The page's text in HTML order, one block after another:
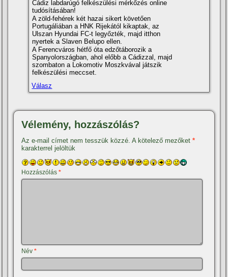
Cádiz labdarúgó felkészülési mérkőzés online
tudósí­tásában!
A zöld-fehérek két hazai sikert követően
Portugáliában a HNK Rijekától kikaptak, az
Ulszan Hyundai FC-t legyőzték, majd itthon
nyertek a Slaven Belupo ellen.
A Ferencváros hétfő óta edzőtáborozik a
Spanyolországban, ahol előbb a Cádizzal, majd
szombaton a Lokomotiv Moszkvával játszik
felkészülési meccset.
Válasz
Vélemény, hozzászólás?
Az e-mail címet nem tesszük közzé. A kötelező mezőket*
karakterrel jelöltük
Hozzászólás*
Név*